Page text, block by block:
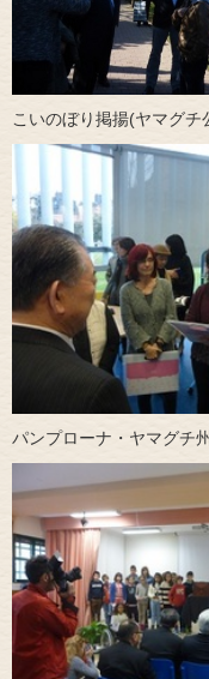
こいのぼり掲揚(ヤマグ
パンプローナ・ヤマグチ